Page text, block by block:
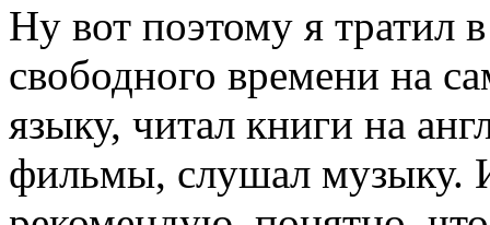
Ну вот поэтому я тратил
свободного времени на
языку, читал книги на
фильмы, слушал музыку.